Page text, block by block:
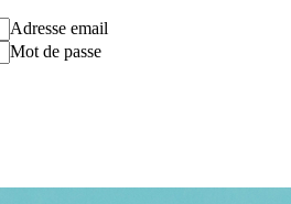
Adresse email
Mot de passe